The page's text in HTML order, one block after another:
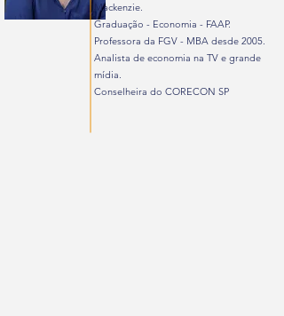
Mackenzie.
Graduação - Economia - FAAP.
Professora da FGV - MBA desde 2005.
Analista de economia na TV e grande
mídia.
Conselheira do CORECON SP